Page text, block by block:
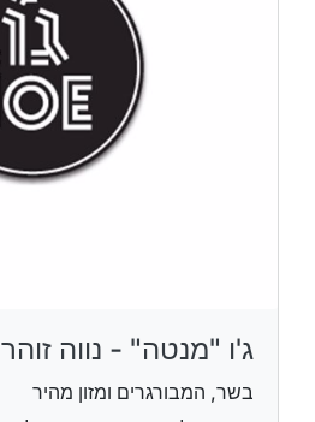
ג'ו "מנטה" - נווה זוהר
בשר, המבורגרים ומזון מהיר